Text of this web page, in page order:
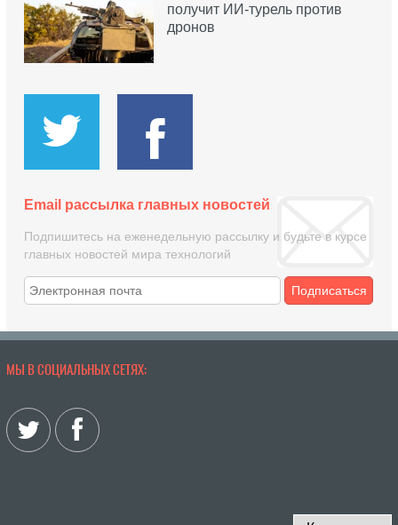
получит ИИ-турель против
дронов
Email рассылка главных новостей
Подпишитесь на еженедельную рассылку и будьте в курсе
главных новостей мира технологий
Подписаться
МЫ В СОЦИАЛЬНЫХ СЕТЯХ: